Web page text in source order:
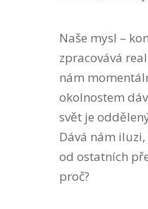
Naše mysl –
zpracovává
nám
okolnostem
svět je
Dává nám
od ostatních
proč?